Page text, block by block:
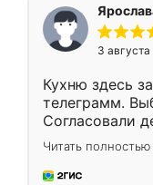
3
Кухню здесь
телеграмм.
Согласовали
недели кухня
довольны
мебель за
Читать полностью